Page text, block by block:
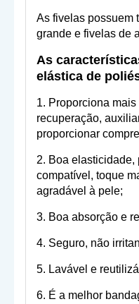
As fivelas possuem
grande e fivelas de
As
elástica de
1. Proporciona
recuperação,
proporcionar
2. Boa elasticidade,
compatível, toque
agradável à pele;
3. Boa absorção e
4. Seguro, não
5. Lavável e
6. É a melhor